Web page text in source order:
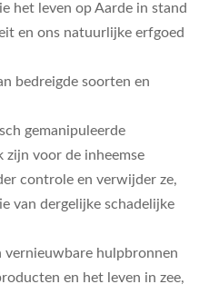
het leven op Aarde in stand
en ons natuurlijke erfgoed
bedreigde soorten en
gemanipuleerde
zijn voor de inheemse
controle en verwijder ze,
van dergelijke schadelijke
vernieuwbare hulpbronnen
en het leven in zee,